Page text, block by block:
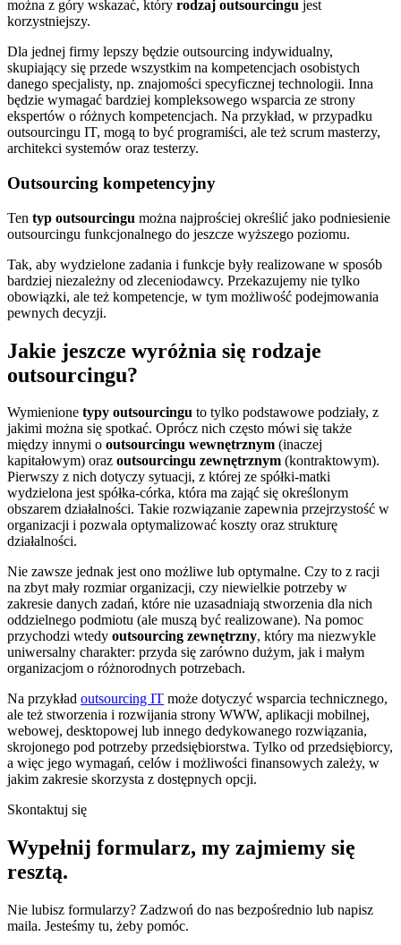
można z góry wskazać, który rodzaj outsourcingu jest
korzystniejszy.
Dla jednej firmy lepszy będzie outsourcing indywidualny,
skupiający się przede wszystkim na kompetencjach osobistych
danego specjalisty, np. znajomości specyficznej technologii. Inna
będzie wymagać bardziej kompleksowego wsparcia ze strony
ekspertów o różnych kompetencjach. Na przykład, w przypadku
outsourcingu IT, mogą to być programiści, ale też scrum masterzy,
architekci systemów oraz testerzy.
Outsourcing kompetencyjny
Ten typ outsourcingu można najprościej określić jako podniesienie
outsourcingu funkcjonalnego do jeszcze wyższego poziomu.
Tak, aby wydzielone zadania i funkcje były realizowane w sposób
bardziej niezależny od zleceniodawcy. Przekazujemy nie tylko
obowiązki, ale też kompetencje, w tym możliwość podejmowania
pewnych decyzji.
Jakie jeszcze wyróżnia się rodzaje
outsourcingu?
Wymienione typy outsourcingu to tylko podstawowe podziały, z
jakimi można się spotkać. Oprócz nich często mówi się także
między innymi o outsourcingu wewnętrznym (inaczej
kapitałowym) oraz outsourcingu zewnętrznym (kontraktowym).
Pierwszy z nich dotyczy sytuacji, z której ze spółki-matki
wydzielona jest spółka-córka, która ma zająć się określonym
obszarem działalności. Takie rozwiązanie zapewnia przejrzystość w
organizacji i pozwala optymalizować koszty oraz strukturę
działalności.
Nie zawsze jednak jest ono możliwe lub optymalne. Czy to z racji
na zbyt mały rozmiar organizacji, czy niewielkie potrzeby w
zakresie danych zadań, które nie uzasadniają stworzenia dla nich
oddzielnego podmiotu (ale muszą być realizowane). Na pomoc
przychodzi wtedy outsourcing zewnętrzny, który ma niezwykle
uniwersalny charakter: przyda się zarówno dużym, jak i małym
organizacjom o różnorodnych potrzebach.
Na przykład outsourcing IT może dotyczyć wsparcia technicznego,
ale też stworzenia i rozwijania strony WWW, aplikacji mobilnej,
webowej, desktopowej lub innego dedykowanego rozwiązania,
skrojonego pod potrzeby przedsiębiorstwa. Tylko od przedsiębiorcy,
a więc jego wymagań, celów i możliwości finansowych zależy, w
jakim zakresie skorzysta z dostępnych opcji.
Skontaktuj się
Wypełnij formularz, my zajmiemy się
resztą.
Nie lubisz formularzy? Zadzwoń do nas bezpośrednio lub napisz
maila. Jesteśmy tu, żeby pomóc.